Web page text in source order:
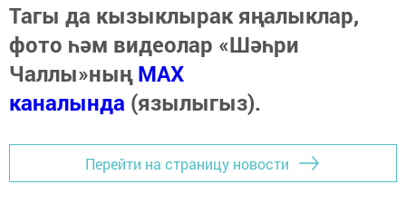
Тагы да кызыклырак яңалыклар,
фото һәм видеолар «Шәһри
Чаллы»ныңMAX
каналында (язылыгыз).
Перейти на страницу новости